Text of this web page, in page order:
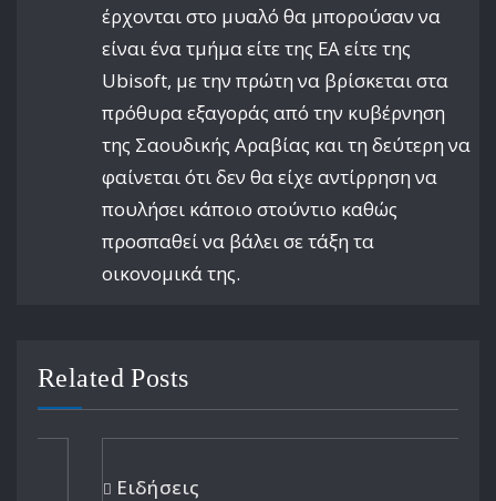
έρχονται στο μυαλό θα μπορούσαν να
είναι ένα τμήμα είτε της EA είτε της
Ubisoft, με την πρώτη να βρίσκεται στα
πρόθυρα εξαγοράς από την κυβέρνηση
της Σαουδικής Αραβίας και τη δεύτερη να
φαίνεται ότι δεν θα είχε αντίρρηση να
πουλήσει κάποιο στούντιο καθώς
προσπαθεί να βάλει σε τάξη τα
οικονομικά της.
Related Posts
Ειδήσεις